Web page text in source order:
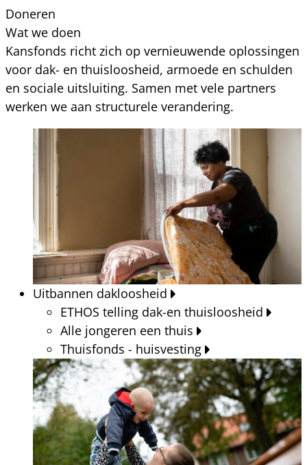
Doneren
Wat we doen
Kansfonds richt zich op vernieuwende oplossingen
voor dak- en thuisloosheid, armoede en schulden
en sociale uitsluiting. Samen met vele partners
werken we aan structurele verandering.
Uitbannen dakloosheid
ETHOS telling dak-en thuisloosheid
Alle jongeren een thuis
Thuisfonds - huisvesting